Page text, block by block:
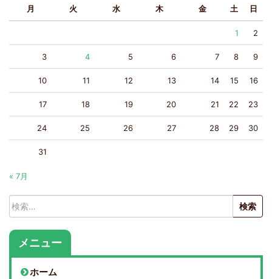
月 火 水 木 金 土 日
1 2
3 4 5 6 7 8 9
10 11 12 13 14 15 16
17 18 19 20 21 22 23
24 25 26 27 28 29 30
31
« 7月
検
索:
メニュー
ホーム